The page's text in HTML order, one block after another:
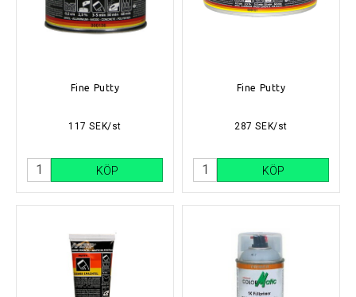
Fine Putty
117 SEK/st
KÖP
Fine Putty
287 SEK/st
KÖP